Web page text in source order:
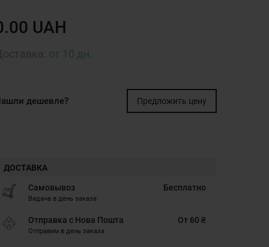
UAH
от 10 дн.
дешевле? Предложить цену
ДОСТАВКА
Самовывоз
Видача в день заказа
Бесплатно
Отправка с Нова Пошта
Отправим в день заказа
От 60 ₴